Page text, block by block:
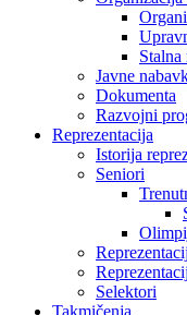
Stalna
Javne
Dokumenta
Razvojni
Reprezentacija
Istorija
Seniori
Selektori
Takmičenja